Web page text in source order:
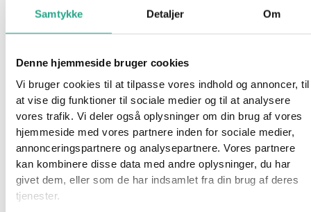
Samtykke Detaljer Om
Denne hjemmeside bruger cookies
Vi bruger cookies til at tilpasse vores indhold og annoncer, til
at vise dig funktioner til sociale medier og til at analysere
vores trafik. Vi deler også oplysninger om din brug af vores
hjemmeside med vores partnere inden for sociale medier,
annonceringspartnere og analysepartnere. Vores partnere
kan kombinere disse data med andre oplysninger, du har
givet dem, eller som de har indsamlet fra din brug af deres
tjenester.
Spørg om produktet
Disse seje svømmebriller linser formet som hjerter med
enhjørninger på. Svømmebrillerne kan justeres, så de passer
perfekt til dit hoved. Brillerne har desuden UV-beskyttelse og
anti-dug linser.
Svømmebrillerne er fri for bly og latex.